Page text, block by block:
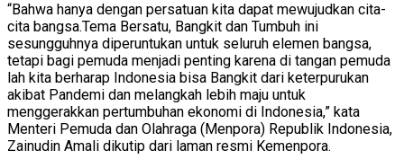
“Bahwa hanya dengan persatuan kita dapat mewujudkan cita-
cita bangsa.Tema Bersatu, Bangkit dan Tumbuh ini
sesungguhnya diperuntukan untuk seluruh elemen bangsa,
tetapi bagi pemuda menjadi penting karena di tangan pemuda
lah kita berharap Indonesia bisa Bangkit dari keterpurukan
akibat Pandemi dan melangkah lebih maju untuk
menggerakkan pertumbuhan ekonomi di Indonesia,” kata
Menteri Pemuda dan Olahraga (Menpora) Republik Indonesia,
Zainudin Amali dikutip dari laman resmi Kemenpora.